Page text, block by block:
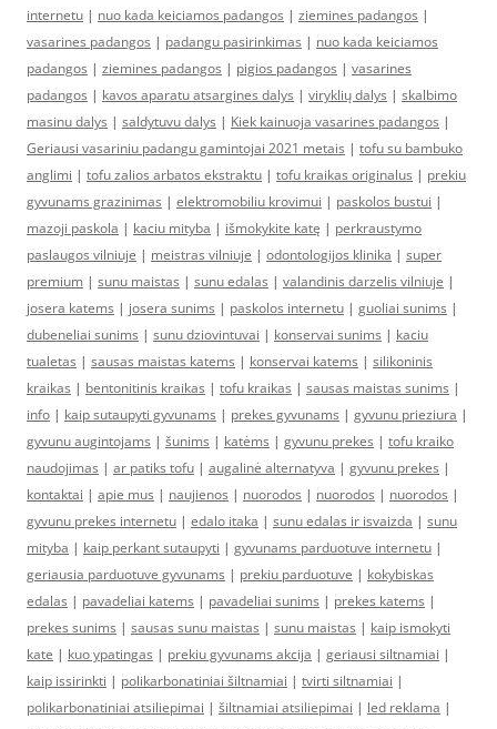
internetu | nuo kada keiciamos padangos | ziemines padangos |
vasarines padangos | padangu pasirinkimas | nuo kada keiciamos
padangos | ziemines padangos | pigios padangos | vasarines
padangos | kavos aparatu atsargines dalys | viryklių dalys | skalbimo
masinu dalys | saldytuvu dalys | Kiek kainuoja vasarines padangos |
Geriausi vasariniu padangu gamintojai 2021 metais | tofu su bambuko
anglimi | tofu zalios arbatos ekstraktu | tofu kraikas originalus | prekiu
gyvunams grazinimas | elektromobiliu krovimui | paskolos bustui |
mazoji paskola | kaciu mityba | išmokykite katę | perkraustymo
paslaugos vilniuje | meistras vilniuje | odontologijos klinika | super
premium | sunu maistas | sunu edalas | valandinis darzelis vilniuje |
josera katems | josera sunims | paskolos internetu | guoliai sunims |
dubeneliai sunims | sunu dziovintuvai | konservai sunims | kaciu
tualetas | sausas maistas katems | konservai katems | silikoninis
kraikas | bentonitinis kraikas | tofu kraikas | sausas maistas sunims |
info | kaip sutaupyti gyvunams | prekes gyvunams | gyvunu prieziura |
gyvunu augintojams | šunims | katėms | gyvunu prekes | tofu kraiko
naudojimas | ar patiks tofu | augalinė alternatyva | gyvunu prekes |
kontaktai | apie mus | naujienos | nuorodos | nuorodos | nuorodos |
gyvunu prekes internetu | edalo itaka | sunu edalas ir isvaizda | sunu
mityba | kaip perkant sutaupyti | gyvunams parduotuve internetu |
geriausia parduotuve gyvunams | prekiu parduotuve | kokybiskas
edalas | pavadeliai katems | pavadeliai sunims | prekes katems |
prekes sunims | sausas sunu maistas | sunu maistas | kaip ismokyti
kate | kuo ypatingas | prekiu gyvunams akcija | geriausi siltnamiai |
kaip issirinkti | polikarbonatiniai šiltnamiai | tvirti siltnamiai |
polikarbonatiniai atsiliepimai | šiltnamiai atsiliepimai | led reklama |